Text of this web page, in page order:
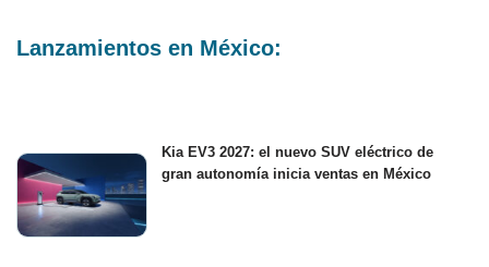
Lanzamientos en México:
Kia EV3 2027: el nuevo SUV eléctrico de
gran autonomía inicia ventas en México